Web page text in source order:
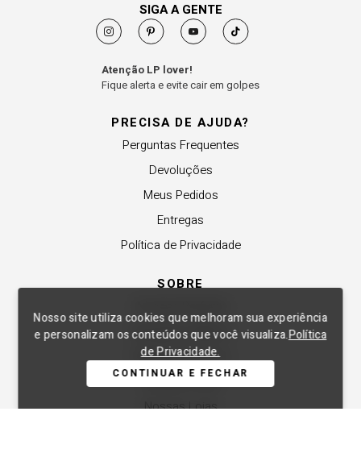
Nosso site utiliza cookies que melhoram sua experiência
e personalizam os conteúdos que você visualiza.Política
de Privacidade.
CONTINUAR E FECHAR
PRECISA DE AJUDA?
Perguntas Frequentes
Devoluções
Meus Pedidos
Entregas
Política de Privacidade
SOBRE
Revender a Marca
Trabalhe Conosco
Compre Local
Nossas Lojas
SIGA A GENTE
Atenção LP lover!
Fique alerta e evite cair em golpes